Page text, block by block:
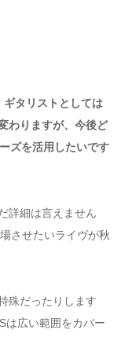
ギタリストとしては
わりますが、今後ど
ズを活用したいです
詳細は言えません
させたいライヴが秋
殊だったりします
は広い範囲をカバー